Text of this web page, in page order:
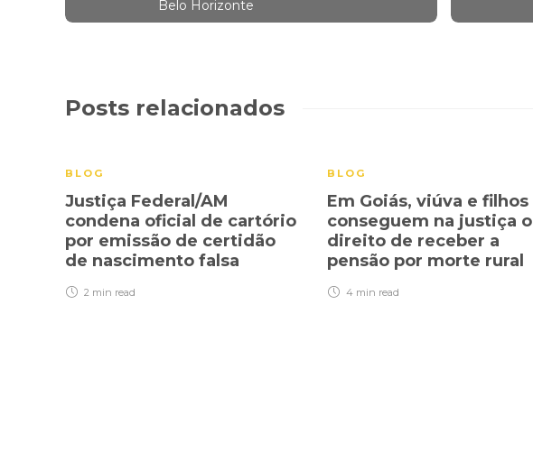
Belo Horizonte
Posts relacionados
BLOG
Justiça Federal/AM
condena oficial de cartório
por emissão de certidão
de nascimento falsa
2 min read
BLOG
Em Goiás, viúva e filhos
conseguem na justiça o
direito de receber a
pensão por morte rural
4 min read